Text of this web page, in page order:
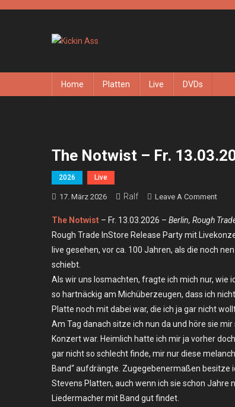
Home Platten Live DVDs
The Notwist – Fr.
2026 Live
17. März 2026 Ralf Leave A CommentOn
–
Fr.
–
Berlin,
Rough
Trade
The Notwist – Fr. 13.03.2026 – Berlin, Rough
Rough Trade InStore Release Party mit
live gesehen, vor ca. 100 Jahren, als die noch
schiebt.
Als wir uns losmachten, fragte ich mich nur, wie
so hartnäckig am Michüberzeugen, dass ich
Platte noch mit dabei war, die ich ja gar nicht
Am Tag danach sitze ich nun da und höre sie
Konzert war. Heimlich hatte ich mir ja vorher
gar nicht so schlecht finde, mir nur diese
Band“ aufdrängte. Zugegebenermaßen
Stevens Platten, auch wenn ich sie schon Jahre
Liedermacher mit Band gut findet.